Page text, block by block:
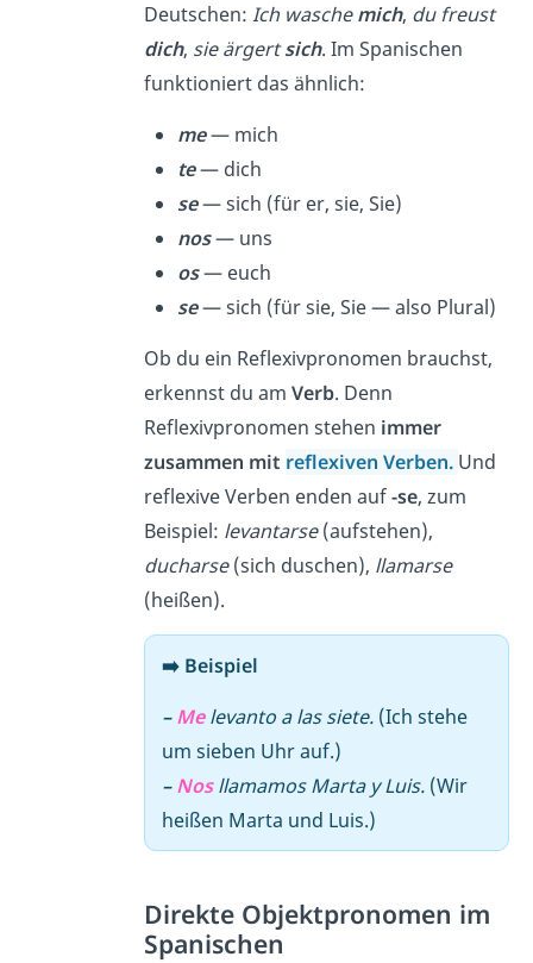
Deutschen: Ich waschemich, du freust
dich, sie ärgertsich. Im Spanischen
funktioniert das ähnlich:
me— mich
te— dich
se— sich (für er, sie, Sie)
nos— uns
os— euch
se— sich (für sie, Sie — also Plural)
Ob du ein Reflexivpronomen brauchst,
erkennst du am Verb. Denn
Reflexivpronomen stehen immer
zusammen mit reflexiven Verben. Und
reflexive Verben enden auf-se, zum
Beispiel: levantarse(aufstehen),
ducharse(sich duschen), llamarse
(heißen).
➡️ Beispiel
–Melevanto a las siete. (Ich stehe
um sieben Uhr auf.)
–Nosllamamos Marta y Luis. (Wir
heißen Marta und Luis.)
Direkte Objektpronomen im
Spanischen